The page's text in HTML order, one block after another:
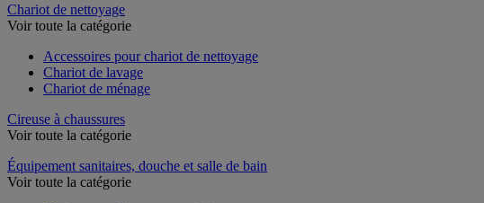
Chariot de nettoyage
Voir toute la catégorie
Accessoires pour chariot de nettoyage
Chariot de lavage
Chariot de ménage
Cireuse à chaussures
Voir toute la catégorie
Équipement sanitaires, douche et salle de bain
Voir toute la catégorie